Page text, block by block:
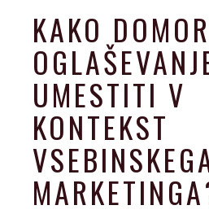
KAKO
UMESTITI V
KONTEKST